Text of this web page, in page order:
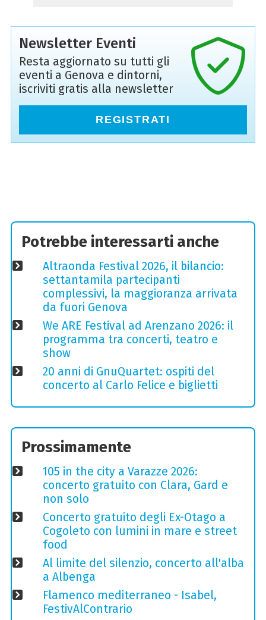
Newsletter Eventi
Resta aggiornato su tutti gli
eventi a Genova e dintorni,
iscriviti gratis alla newsletter
REGISTRATI
Potrebbe interessarti anche
Altraonda Festival 2026, il bilancio:
settantamila partecipanti
complessivi, la maggioranza arrivata
da fuori Genova
We ARE Festival ad Arenzano 2026: il
programma tra concerti, teatro e
show
20 anni di GnuQuartet: ospiti del
concerto al Carlo Felice e biglietti
Prossimamente
105 in the city a Varazze 2026:
concerto gratuito con Clara, Gard e
non solo
Concerto gratuito degli Ex-Otago a
Cogoleto con lumini in mare e street
food
Al limite del silenzio, concerto all'alba
a Albenga
Flamenco mediterraneo - Isabel,
FestivAlContrario